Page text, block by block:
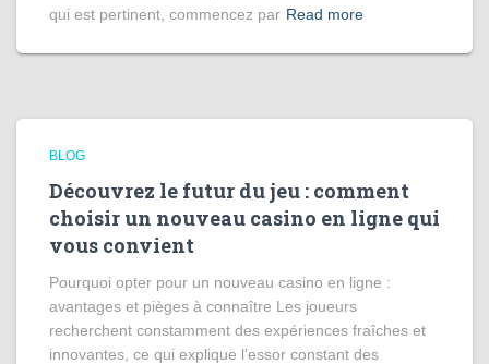
qui est pertinent, commencez par Read more
BLOG
Découvrez le futur du jeu : comment
choisir un nouveau casino en ligne qui
vous convient
Pourquoi opter pour un nouveau casino en ligne :
avantages et pièges à connaître Les joueurs
recherchent constamment des expériences fraîches et
innovantes, ce qui explique l’essor constant des